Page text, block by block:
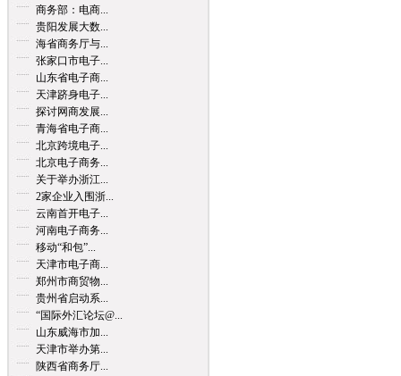
商务部：电商...
贵阳发展大数...
海省商务厅与...
张家口市电子...
山东省电子商...
天津跻身电子...
探讨网商发展...
青海省电子商...
北京跨境电子...
北京电子商务...
关于举办浙江...
2家企业入围浙...
云南首开电子...
河南电子商务...
移动“和包”...
天津市电子商...
郑州市商贸物...
贵州省启动系...
“国际外汇论坛@...
山东威海市加...
天津市举办第...
陕西省商务厅...